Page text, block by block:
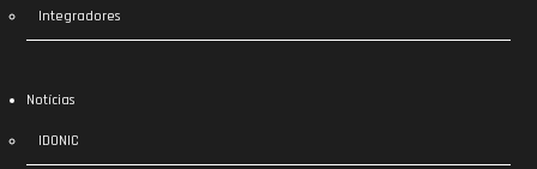
Integradores
Notícias
IDONIC